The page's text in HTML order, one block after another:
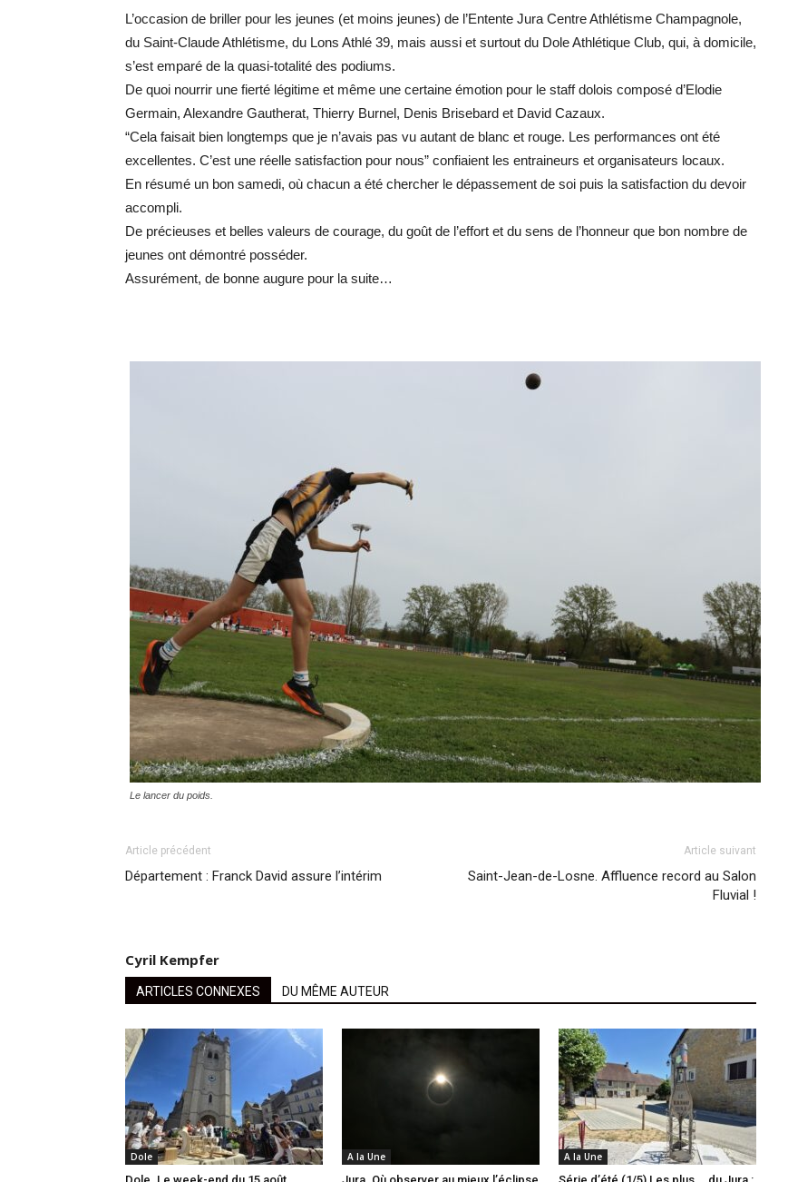
L’occasion de briller pour les jeunes (et moins jeunes) de l’Entente Jura Centre Athlétisme Champagnole,
du Saint-Claude Athlétisme, du Lons Athlé 39, mais aussi et surtout du Dole Athlétique Club, qui, à domicile,
s’est emparé de la quasi-totalité des podiums.
De quoi nourrir une fierté légitime et même une certaine émotion pour le staff dolois composé d’Elodie
Germain, Alexandre Gautherat, Thierry Burnel, Denis Brisebard et David Cazaux.
“Cela faisait bien longtemps que je n’avais pas vu autant de blanc et rouge. Les performances ont été
excellentes. C’est une réelle satisfaction pour nous” confiaient les entraineurs et organisateurs locaux.
En résumé un bon samedi, où chacun a été chercher le dépassement de soi puis la satisfaction du devoir
accompli.
De précieuses et belles valeurs de courage, du goût de l’effort et du sens de l’honneur que bon nombre de
jeunes ont démontré posséder.
Assurément, de bonne augure pour la suite…
Le lancer du poids.
Article précédent
Département : Franck David assure l’intérim
Article suivant
Saint-Jean-de-Losne. Affluence record au Salon
Fluvial !
Cyril Kempfer
ARTICLES CONNEXES DU MÊME AUTEUR
Dole A la Une A la Une